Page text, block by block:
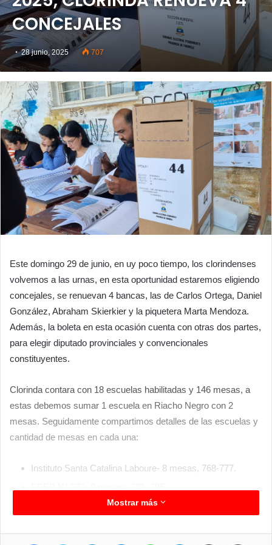
CONCEJALES
28 junio, 2025 707
Este domingo 29 de junio, en uy poco tiempo, los clorindenses
volvemos a las urnas, en esta oportunidad estaremos eligiendo
concejales, se renuevan 4 bancas, las de Carlos Ortega, Daniel
González, Abraham Skierkier y la piquetera Marta Mendoza.
Además, la boleta en esta ocasión cuenta con otras dos partes,
para elegir diputado provinciales y convencionales
constituyentes.
Clorinda contara con 18 escuelas habilitadas y 146 mesas, a
estas debemos sumar 1 escuela en Riacho Negro con 2
mesas. Seguidamente compartimos detalles de las escuelas y
cantidad de mesas en cada una:
Instituto Santa Catalina Laboure- 8 mesas, 768-777.
EPES N°49- 8 mesas, 786- 793.
Mostrar más